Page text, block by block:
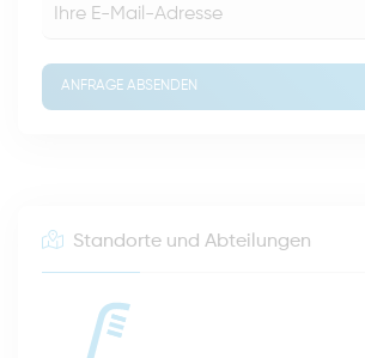
ANFRAGE ABSENDEN
Standorte und Abteilungen